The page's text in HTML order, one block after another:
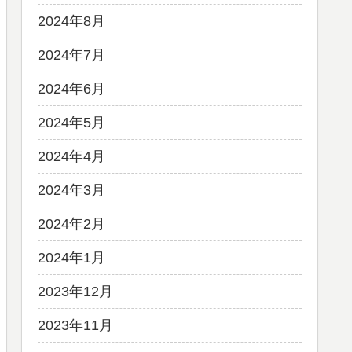
2024年8月
2024年7月
2024年6月
2024年5月
2024年4月
2024年3月
2024年2月
2024年1月
2023年12月
2023年11月